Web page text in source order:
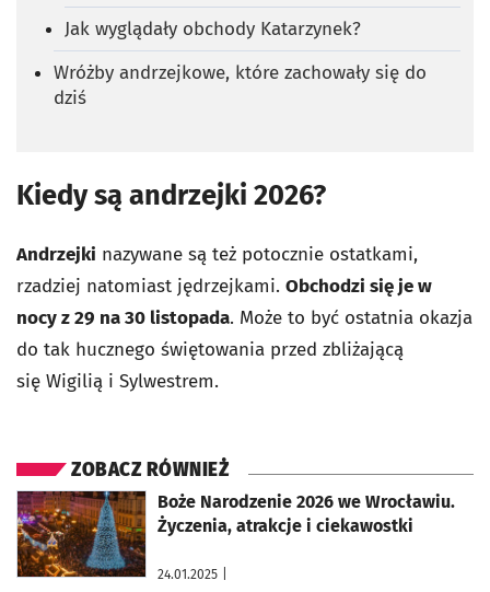
Jak wyglądały obchody Katarzynek?
Wróżby andrzejkowe, które zachowały się do
dziś
Kiedy są andrzejki 2026?
Andrzejki nazywane są też potocznie ostatkami,
rzadziej natomiast jędrzejkami. Obchodzi się je w
nocy z 29 na 30 listopada. Może to być ostatnia okazja
do tak hucznego świętowania przed zbliżającą
się Wigilią i Sylwestrem.
ZOBACZ RÓWNIEŻ
Boże Narodzenie 2026 we Wrocławiu.
Życzenia, atrakcje i ciekawostki
24.01.2025
otworzy się w nowej karcie